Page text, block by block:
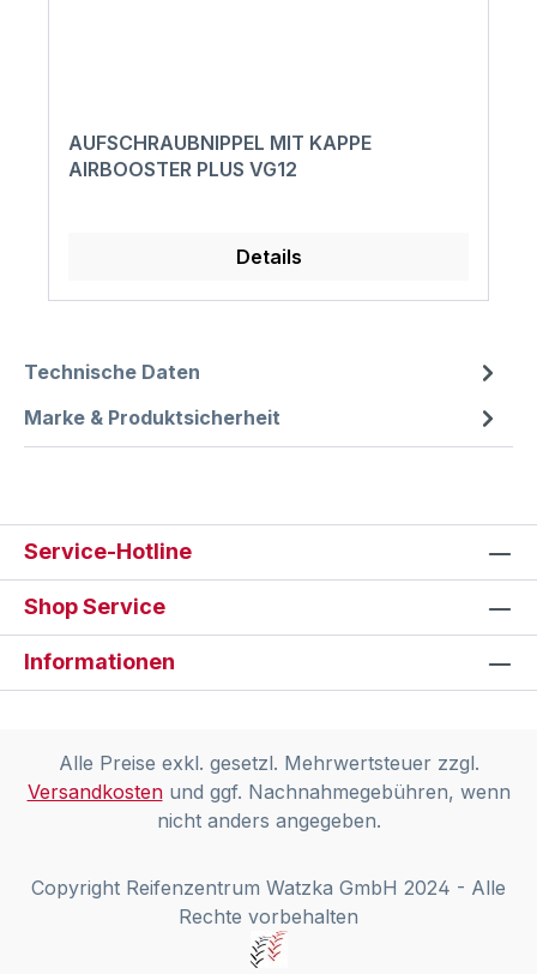
AUFSCHRAUBNIPPEL MIT KAPPE
AIRBOOSTER PLUS VG12
Details
Technische Daten
Marke & Produktsicherheit
Service-Hotline
Shop Service
Informationen
Alle Preise exkl. gesetzl. Mehrwertsteuer zzgl.
Versandkostenund ggf. Nachnahmegebühren, wenn
nicht anders angegeben.
Copyright Reifenzentrum Watzka GmbH 2024 - Alle
Rechte vorbehalten